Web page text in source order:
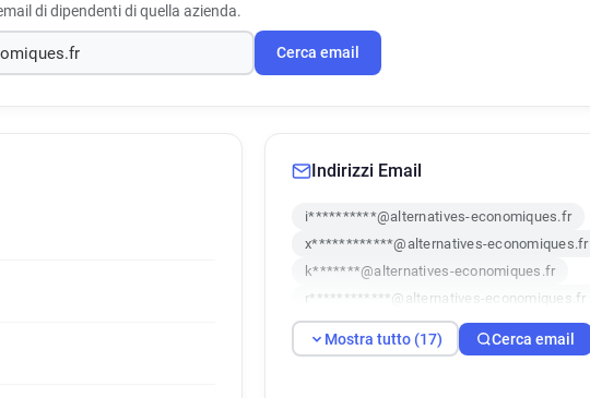
di dipendenti di quella azienda.
Cerca email
Indirizzi Email
i**********@alternatives-economiques.fr
x************@alternatives-economiques.fr
k*******@alternatives-economiques.fr
r************@alternatives-economiques.fr
a******@alternatives-economiques.fr
p*****@alternatives-economiques.fr
Mostra tutto (17) Cerca email